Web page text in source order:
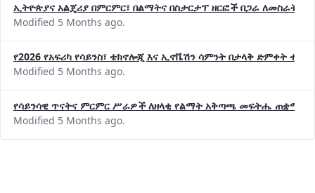
ኢትዮጵያና አልጄሪያ በምርምር፣ በልማትና በስታርታፕ ዘርፎች በጋራ ለመስራት
Modified 5 Months ago.
የ2026 የአፍሪካ የሳይንስ፣ ቴክኖሎጂ እና ኢኖቬሽን ሳምንት በታላቅ ድምቀት
Modified 5 Months ago.
የሳይንሳዊ ጥናትና ምርምር ሥራዎች ለዘላቂ የልማት አቅጣጫ መፍትሔ ጠቋሚ
Modified 5 Months ago.